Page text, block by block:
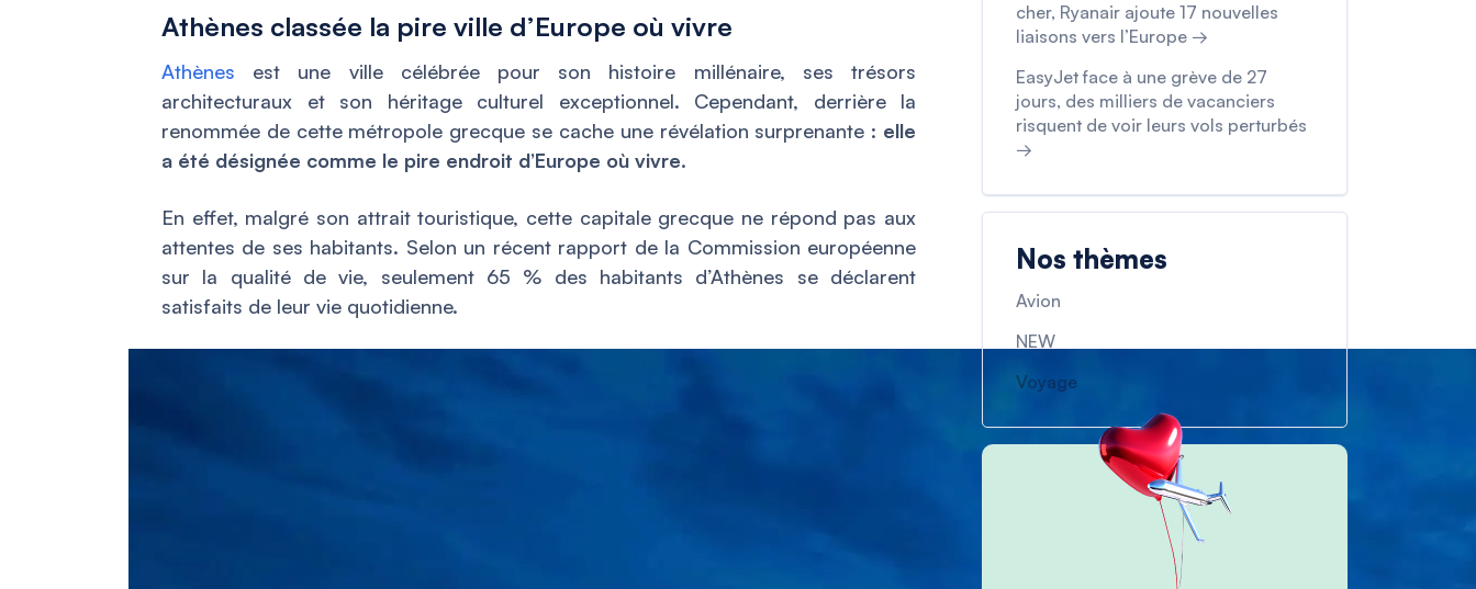
Athènes classée la pire ville d’Europe où vivre
Athènes est une ville célébrée pour son histoire millénaire, ses trésors
architecturaux et son héritage culturel exceptionnel. Cependant, derrière la
renommée de cette métropole grecque se cache une révélation surprenante : elle
a été désignée comme le pire endroit d’Europe où vivre.
En effet, malgré son attrait touristique, cette capitale grecque ne répond pas aux
attentes de ses habitants. Selon un récent rapport de la Commission européenne
sur la qualité de vie, seulement 65 % des habitants d’Athènes se déclarent
satisfaits de leur vie quotidienne.
cher, Ryanair ajoute 17 nouvelles
liaisons vers l’Europe →
EasyJet face à une grève de 27
jours, des milliers de vacanciers
risquent de voir leurs vols perturbés
→
Nos thèmes
Avion
NEW
Voyage